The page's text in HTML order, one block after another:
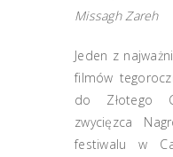
Missagh Zareh
Jeden z
filmów
do Złotego
zwycięzca
festiwalu w